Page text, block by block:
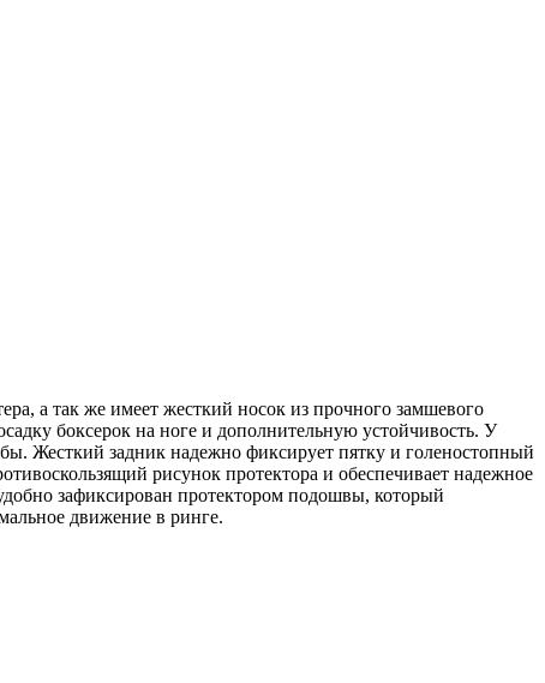
а так же имеет жесткий носок из прочного замшевого
боксерок на ноге и дополнительную устойчивость. У
Жесткий задник надежно фиксирует пятку и голеностопный
рисунок протектора и обеспечивает надежное
зафиксирован протектором подошвы, который
движение в ринге.